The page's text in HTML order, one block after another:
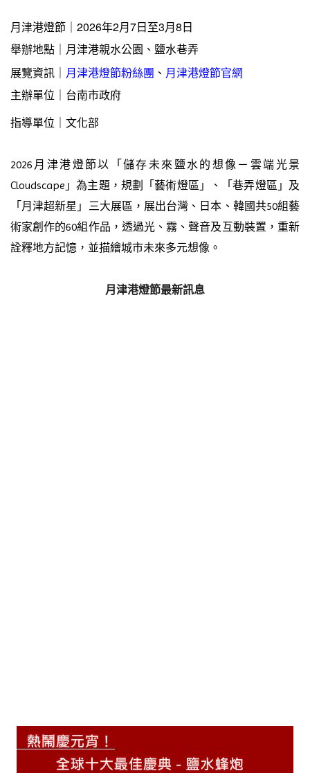
月津港燈節｜2026年2月7日至3月8日
舉辦地點｜ 月津港親水公園、鹽水巷弄
展覽資訊 ｜ 月津港燈節粉絲團 、 月津港燈節官網
主辦單位｜台南市政府
指導單位｜文化部
2026月津港燈節以「儲存未來鹽水的想像－雲端光景
Cloudscape」為主題，規劃「藝術燈區」、「巷弄燈區」及
「月津超新星」三大展區，展出台灣、日本、韓國共50組藝
術家創作的60組作品，透過光、霧、聲音及互動裝置，重新
詮釋地方記憶，並描繪城市未來多元想像。
月津港燈節最新訊息